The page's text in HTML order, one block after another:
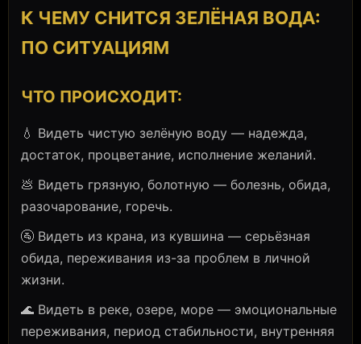
К ЧЕМУ СНИТСЯ ЗЕЛЁНАЯ ВОДА:
ПО СИТУАЦИЯМ
ЧТО ПРОИСХОДИТ:
💧 Видеть чистую зелёную воду — надежда,
достаток, процветание, исполнение желаний.
💩 Видеть грязную, болотную — болезнь, обида,
разочарование, горечь.
🚰 Видеть из крана, из кувшина — серьёзная
обида, переживания из-за проблем в личной
жизни.
🌊 Видеть в реке, озере, море — эмоциональные
переживания, период стабильности, внутренняя